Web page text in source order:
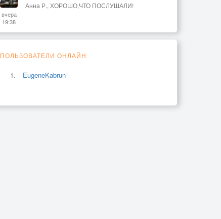
вчера
19:38
Анна Р., ХОРОШО,ЧТО ПОСЛУШАЛИ!
ПОЛЬЗОВАТЕЛИ ОНЛАЙН
EugeneKabrun